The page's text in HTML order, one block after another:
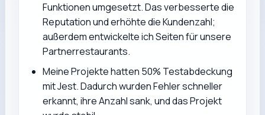
Funktionen umgesetzt. Das verbesserte die
Reputation und erhöhte die Kundenzahl;
außerdem entwickelte ich Seiten für unsere
Partnerrestaurants.
Meine Projekte hatten 50% Testabdeckung
mit Jest. Dadurch wurden Fehler schneller
erkannt, ihre Anzahl sank, und das Projekt